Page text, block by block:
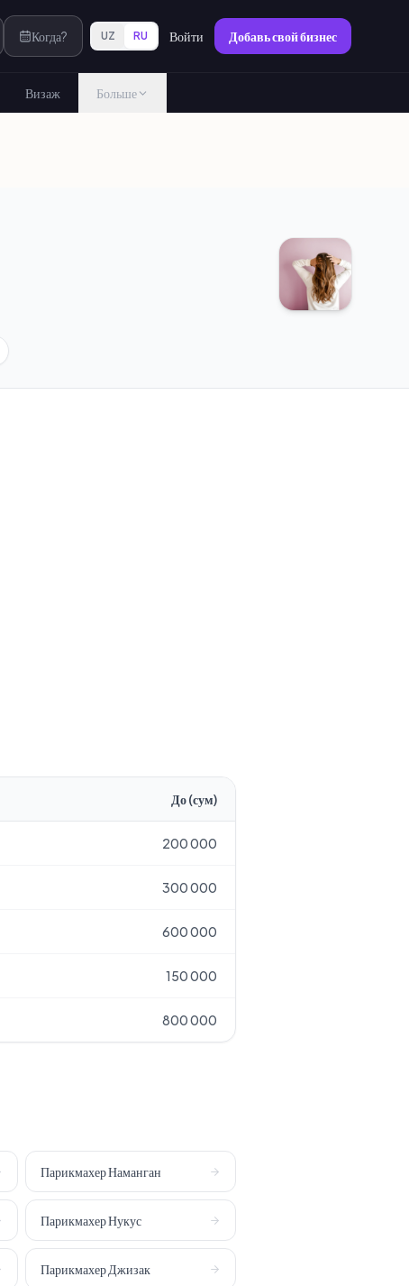
Когда? UZ RU Войти Добавь свой бизнес
Визаж Больше
До (сум)
200 000
300 000
600 000
150 000
800 000
ПарикмахерНаманган
ПарикмахерНукус
ПарикмахерДжизак